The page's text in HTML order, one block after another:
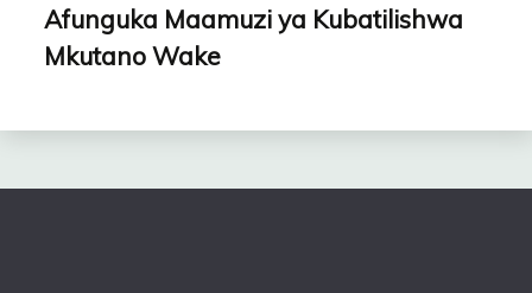
Afunguka Maamuzi ya Kubatilishwa
Mkutano Wake